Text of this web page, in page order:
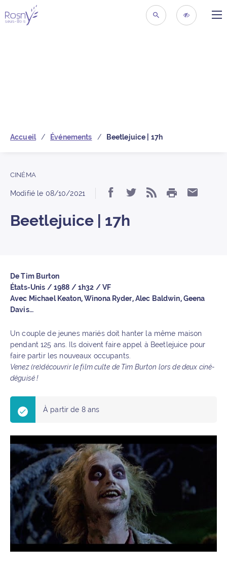
Retour à la pageRECHERCHER
Accueil Événements Beetlejuice | 17h
CINÉMA
Modifié le 08/10/2021 Partager «
Partager «
S’abonner
IMPRIMER
Beetlejuice | 17h
De Tim Burton
États-Unis / 1988 / 1h32 / VF
Avec Michael Keaton, Winona Ryder, Alec Baldwin, Geena
Davis…
Un couple de jeunes mariés doit hanter la même maison
pendant 125 ans. Ils doivent faire appel à Beetlejuice pour
faire partir les nouveaux occupants.
Venez (re)découvrir le film culte de Tim Burton lors de deux ciné-
déguisé !
À partir de 8 ans